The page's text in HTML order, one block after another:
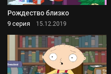
Рождество близко
9 серия 15.12.2019